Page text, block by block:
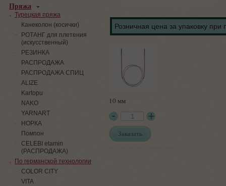
Розничная цена за упаковку при
10 мм
Заказать
Пряжа
Турецкая пряжа
Канеколон (косички)
РОТАНГ для плетения
(искусственный)
PЕЗИНКА
РАСПРОДАЖА
РАСПРОДАЖА СПИЦ
ALIZE
Kartopu
NAKO
YARNART
НОРКА
Помпон
СELEBI etamin
(РАСПРОДАЖА)
По германской технологии
COLOR CITY
VITA